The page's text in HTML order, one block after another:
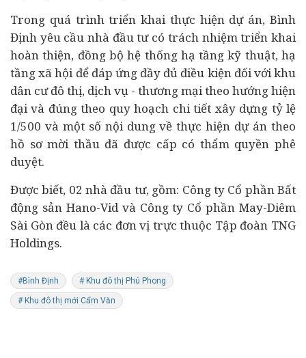
Trong quá trình triển khai thực hiện dự án, Bình
Định yêu cầu nhà đầu tư có trách nhiệm triển khai
hoàn thiện, đồng bộ hệ thống hạ tầng kỹ thuật, hạ
tầng xã hội để đáp ứng đầy đủ điều kiện đối với khu
dân cư đô thị, dịch vụ - thương mại theo hướng hiện
đại và đúng theo quy hoạch chi tiết xây dựng tỷ lệ
1/500 và một số nội dung về thực hiện dự án theo
hồ sơ mời thầu đã được cấp có thẩm quyền phê
duyệt.
Được biết, 02 nhà đầu tư, gồm: Công ty Cổ phần Bất
động sản Hano-Vid và Công ty Cổ phần May-Diêm
Sài Gòn đều là các đơn vị trực thuộc Tập đoàn TNG
Holdings.
#Bình Định # Khu đô thị Phú Phong
# Khu đô thị mới Cẩm Văn